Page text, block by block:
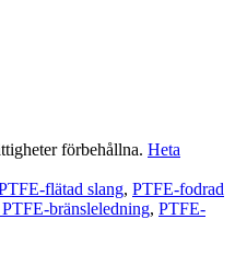
förbehållna. Heta
flätad slang, PTFE-fodrad
bränsleledning, PTFE-